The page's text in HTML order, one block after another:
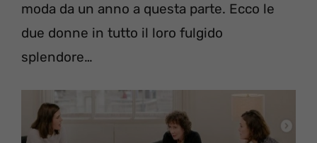
moda da un anno a questa parte. Ecco le
due donne in tutto il loro fulgido
splendore…